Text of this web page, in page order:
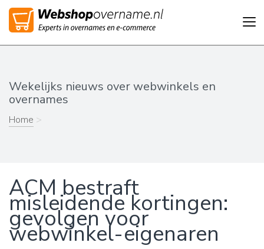
Wekelijks nieuws over webwinkels en
overnames
Home >
ACM bestraft
misleidende kortingen:
gevolgen voor
webwinkel-eigenaren